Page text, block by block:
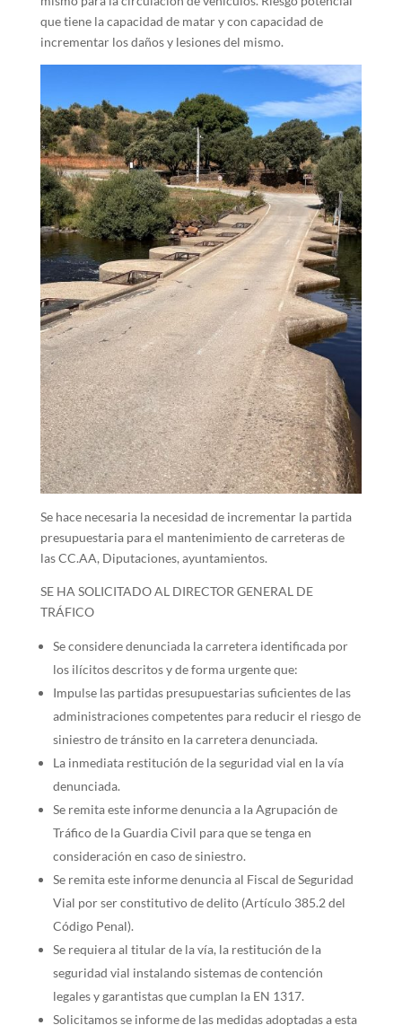
que tiene la capacidad de matar y con capacidad de
incrementar los daños y lesiones del mismo.
Se hace necesaria la necesidad de incrementar la partida
presupuestaria para el mantenimiento de carreteras de
las CC.AA, Diputaciones, ayuntamientos.
SE HA SOLICITADO AL DIRECTOR GENERAL DE
TRÁFICO
Se considere denunciada la carretera identificada por
los ilícitos descritos y de forma urgente que:
Impulse las partidas presupuestarias suficientes de las
administraciones competentes para reducir el riesgo de
siniestro de tránsito en la carretera denunciada.
La inmediata restitución de la seguridad vial en la vía
denunciada.
Se remita este informe denuncia a la Agrupación de
Tráfico de la Guardia Civil para que se tenga en
consideración en caso de siniestro.
Se remita este informe denuncia al Fiscal de Seguridad
Vial por ser constitutivo de delito (Artículo 385.2 del
Código Penal).
Se requiera al titular de la vía, la restitución de la
seguridad vial instalando sistemas de contención
legales y garantistas que cumplan la EN 1317.
Solicitamos se informe de las medidas adoptadas a esta